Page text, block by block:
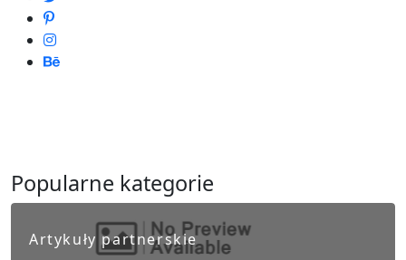
Popularne kategorie
Artykuły partnerskie